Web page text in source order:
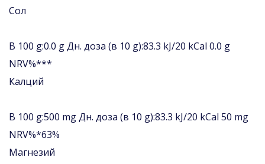
Сол
В 100 g:0.0 g Дн. доза (в 10 g):83.3 kJ/20 kCal 0.0 g
NRV%***
Калций
В 100 g:500 mg Дн. доза (в 10 g):83.3 kJ/20 kCal 50 mg
NRV%*63%
Магнезий